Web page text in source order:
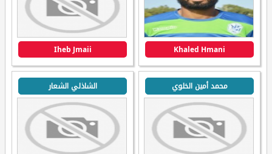
Khaled Hmani
Iheb Jmaii
محمد أمين الخلوي الشاذلي الشعار